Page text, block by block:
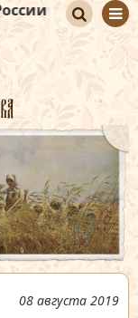
иск
08 августа 2019